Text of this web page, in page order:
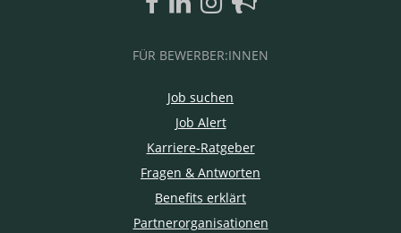
FÜR BEWERBER:INNEN
Job suchen
Job Alert
Karriere-Ratgeber
Fragen & Antworten
Benefits erklärt
Partnerorganisationen